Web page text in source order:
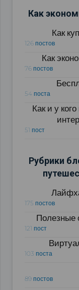
Как
Как
126 постов
Как
76 постов
54 поста
Как и у
51 пост
Рубрики
175 постов
Полезные
121 пост
103 поста
89 постов